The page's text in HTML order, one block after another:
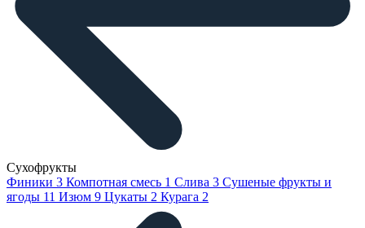
Сухофрукты
Финики 3 Компотная смесь 1 Слива 3 Сушеные фрукты и
ягоды 11 Изюм 9 Цукаты 2 Курага 2